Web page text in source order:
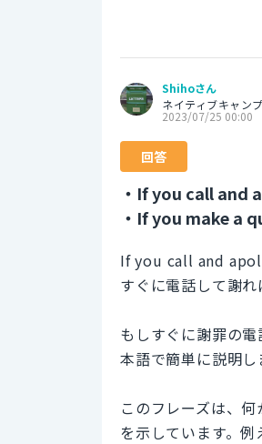
Shihoさん
ネイティブキャン
2023/07/25 00:00
回答
・If you call and
・If you make a
If you call and
すぐに電話して謝れ
もしすぐに謝罪の
本語で簡単に説明し
このフレーズは、
を示しています。